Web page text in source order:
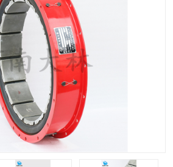
气胎离合器
气动元件
CB离合器
实芯轮胎
联轴器